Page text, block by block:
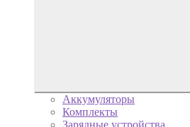
Аккумуляторы
Комплекты
Зарядные устройства